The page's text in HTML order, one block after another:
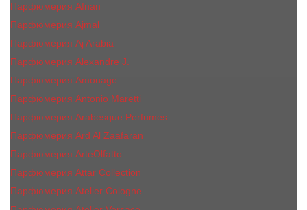
Парфюмерия Afnan
Парфюмерия Ajmal
Парфюмерия Aj Arabia
Парфюмерия Alexandre J.
Парфюмерия Amouage
Парфюмерия Antonio Maretti
Парфюмерия Arabesque Perfumes
Парфюмерия Ard Al Zaafaran
Парфюмерия ArteOlfatto
Парфюмерия Attar Collection
Парфюмерия Atelier Cologne